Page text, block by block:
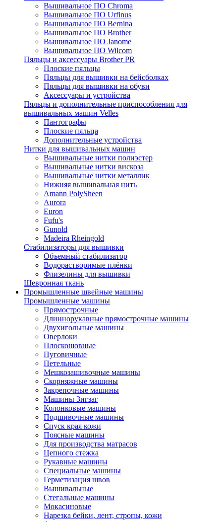
Вышивальное ПО Chroma
Вышивальное ПО Urfinus
Вышивальное ПО Bernina
Вышивальное ПО Brother
Вышивальное ПО Janome
Вышивальное ПО Wilcom
Пяльцы и аксессуары Brother PR
Плоские пяльцы
Пяльцы для вышивки на бейсболках
Пяльцы для вышивки на обуви
Аксессуары и устройства
Пяльцы и дополнительные приспособления для
вышивальных машин Velles
Пантографы
Плоские пяльца
Дополнительные устройства
Нитки для вышивальных машин
Вышивальные нитки полиэстер
Вышивальные нитки вискоза
Вышивальные нитки металлик
Нижняя вышивальная нить
Amann PolySheen
Aurora
Euron
Fufu's
Gunold
Madeira Rheingold
Стабилизаторы для вышивки
Объемный стабилизатор
Водорастворимые плёнки
Флизелины для вышивки
Шевронная ткань
Промышленные швейные машины
Промышленные машины
Прямострочные
Длиннорукавные прямострочные машины
Двухигольные машины
Оверлоки
Плоскошовные
Пуговичные
Петельные
Мешкозашивочные машины
Скорняжные машины
Закрепочные машины
Машины Зигзаг
Колонковые машины
Подшивочные машины
Спуск края кожи
Поясные машины
Для производства матрасов
Цепного стежка
Рукавные машины
Специальные машины
Герметизация швов
Вышивальные
Стегальные машины
Мокасиновые
Нарезка бейки, лент, стропы, кожи